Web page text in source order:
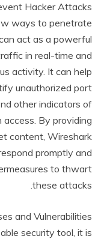
Hacker Attacks:
ways to penetrate
act as a powerful
in real-time and
activity. It can help
unauthorized port
other indicators of
By providing
content, Wireshark
promptly and
to thwart
these attacks.
and Vulnerabilities:
security tool, it is